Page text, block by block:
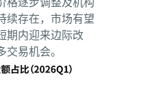
续存在，市场有望
期内迎来边际改
易机会。